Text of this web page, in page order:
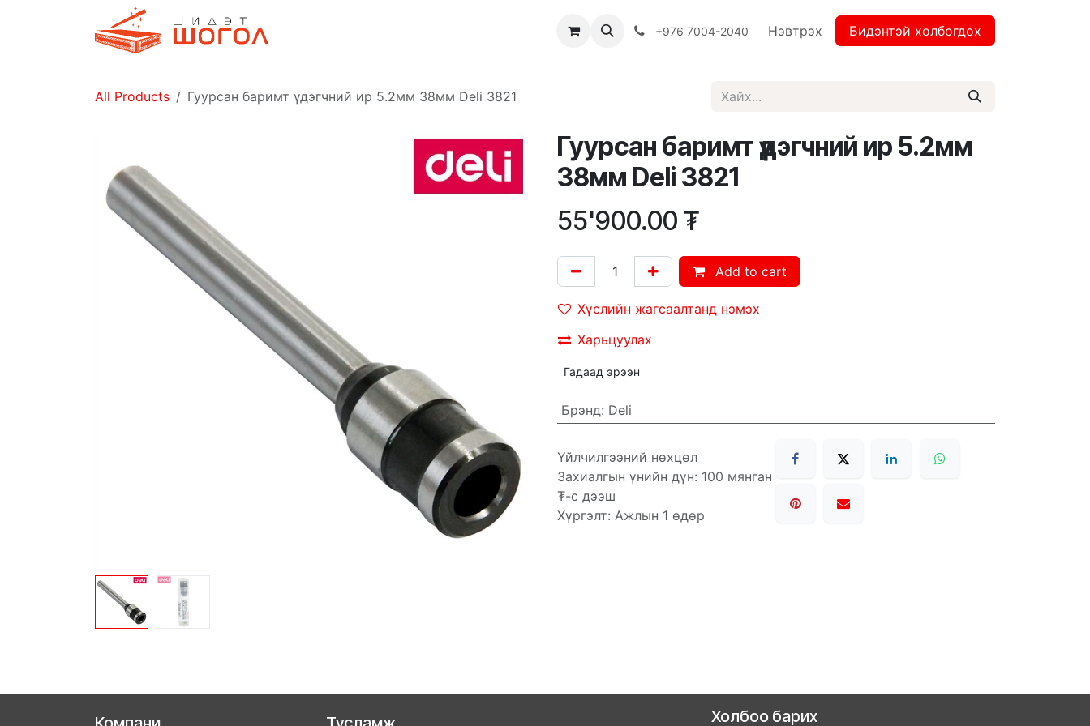
Хямдрал ♻️ Эко шогол+976 7004-2040 Нэвтрэх Бидэнтэй холбогдох
All Products Гуурсан баримт үдэгчний ир 5.2мм 38мм Deli 3821
Гуурсан баримт үдэгчний ир 5.2мм
38мм Deli 3821
55'900.00 ₮
Add to cart
Хүслийн жагсаалтанд нэмэх
Харьцуулах
Гадаад эрээн
Брэнд: Deli
Үйлчилгээний нөхцөл
Захиалгын үнийн дүн: 100 мянган
₮-с дээш
Хүргэлт: Ажлын 1 өдөр
Холбоо барих